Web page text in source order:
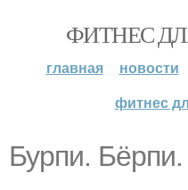
ФИТНЕС
главная новости
фитнес
Бурпи.